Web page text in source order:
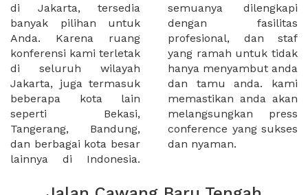
di Jakarta, tersedia
banyak pilihan untuk
Anda. Karena ruang
konferensi kami terletak
di seluruh wilayah
Jakarta, juga termasuk
beberapa kota lain
seperti Bekasi,
Tangerang, Bandung,
dan berbagai kota besar
lainnya di Indonesia.
semuanya dilengkapi
dengan fasilitas
profesional, dan staf
yang ramah untuk tidak
hanya menyambut anda
dan tamu anda. kami
memastikan anda akan
melangsungkan press
conference yang sukses
dan nyaman.